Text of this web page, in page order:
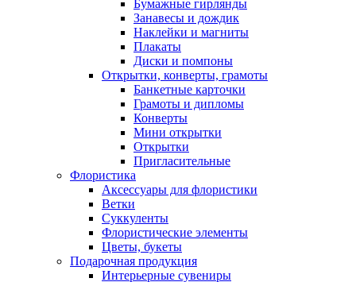
Бумажные гирлянды
Занавесы и дождик
Наклейки и магниты
Плакаты
Диски и помпоны
Открытки, конверты, грамоты
Банкетные карточки
Грамоты и дипломы
Конверты
Мини открытки
Открытки
Пригласительные
Флористика
Аксессуары для флористики
Ветки
Суккуленты
Флористические элементы
Цветы, букеты
Подарочная продукция
Интерьерные сувениры